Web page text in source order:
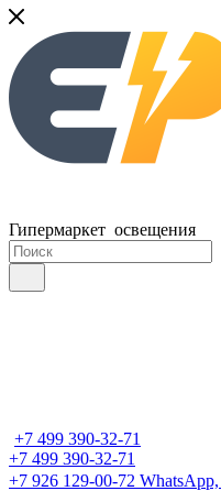
Гипермаркет освещения
+7 499 390-32-71
+7 499 390-32-71
+7 926 129-00-72